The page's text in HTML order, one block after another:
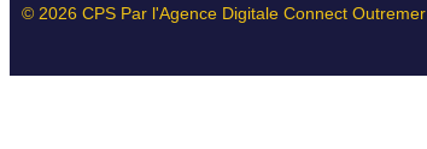
© 2026 CPS Par l'Agence Digitale Connect Outremer